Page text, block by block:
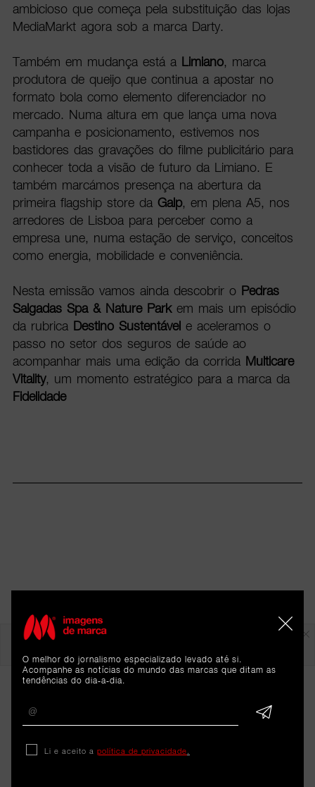
ambicioso que começa pela substituição das lojas
MediaMarkt agora sob a marca Darty.
Também em mudança está a Limiano, marca
produtora de queijo que continua a apostar no
formato bola como elemento diferenciador no
mercado. Numa altura em que lança uma nova
campanha e posicionamento, estivemos nos
bastidores das gravações do filme publicitário para
conhecer toda a visão de futuro da Limiano. E
também marcámos presença na abertura da
primeira flagship store da Galp, em plena A5, nos
arredores de Lisboa para perceber como a
empresa une, numa estação de serviço, conceitos
como energia, mobilidade e conveniência.
Nesta emissão vamos ainda descobrir o Pedras
Salgadas Spa & Nature Parkem mais um episódio
da rubrica Destino Sustentável e aceleramos o
passo no setor dos seguros de saúde ao
acompanhar mais uma edição da corrida Multicare
Vitality, um momento estratégico para a marca da
Fidelidade
O melhor do jornalismo especializado levado até si.
Acompanhe as notícias do mundo das marcas que ditam as
tendências do dia-a-dia.
Li e aceito a política de privacidade.